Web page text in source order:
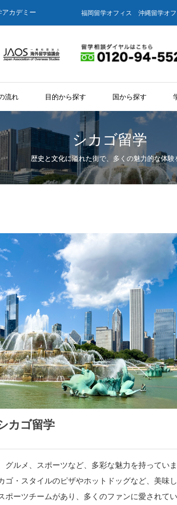
カデミー 福岡留学オフィス 沖縄留学オ
流れ 目的から探す 国から探す
シカゴ留学
歴史と文化に溢れた街で、多くの魅力的な体験
カゴ留学
ルメ、スポーツなど、多彩な魅力を持ってい
・スタイルのピザやホットドッグなど、美味
ーツチームがあり、多くのファンに愛されてい